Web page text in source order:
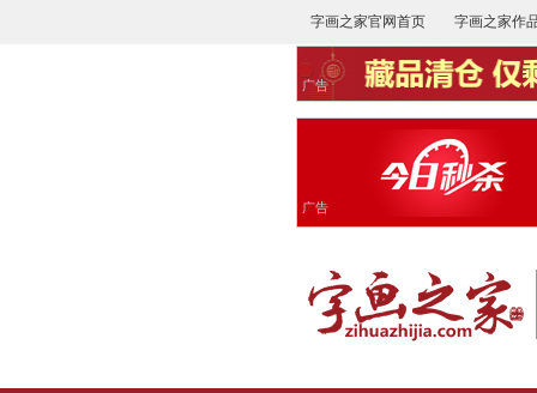
字画之家官网首页 字画之家作
广告
广告